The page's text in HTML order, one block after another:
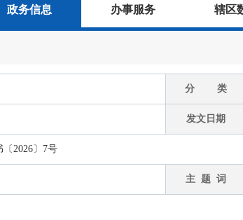
政务信息 办事服务 辖区
分 类
发文日期
2026〕7号
主 题 词